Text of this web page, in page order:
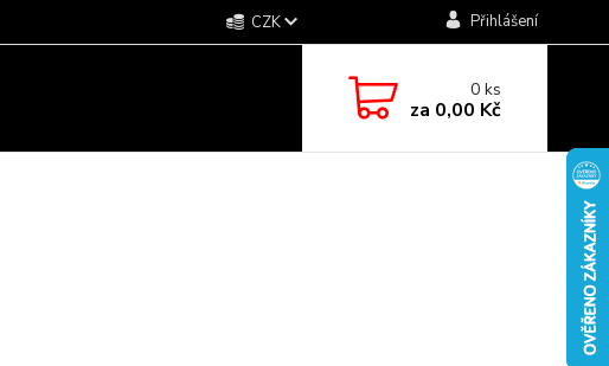
CZK Přihlášení
0ks
za 0,00 Kč